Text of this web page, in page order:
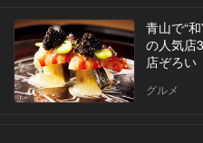
青山で“
の人気店
店ぞろい
グルメ